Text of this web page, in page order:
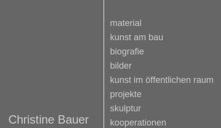
Christine Bauer
material
kunst am bau
biografie
bilder
kunst im öffentlichen raum
projekte
skulptur
kooperationen